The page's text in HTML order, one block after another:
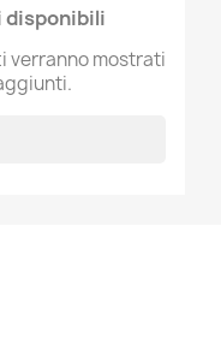
disponibili
verranno mostrati